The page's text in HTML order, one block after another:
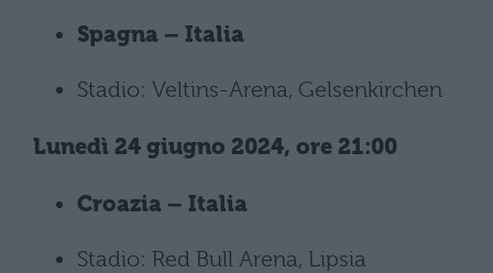
Spagna – Italia
Stadio: Veltins-Arena, Gelsenkirchen
Lunedì 24 giugno 2024, ore 21:00
Croazia – Italia
Stadio: Red Bull Arena, Lipsia